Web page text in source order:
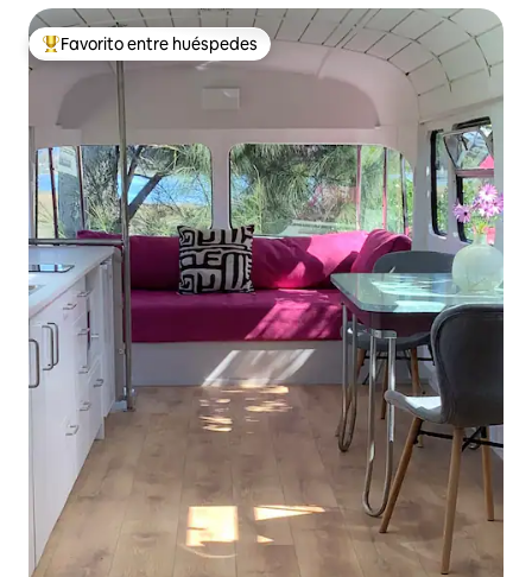
De los mejores en Favorito entre huéspedes
Favorito entre huéspedes